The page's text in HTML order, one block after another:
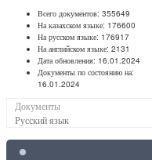
Всего документов: 355649
На казахском языке: 176600
На русском языке: 176917
На английском языке: 2131
Дата обновления: 16.01.2024
Документы по состоянию на:
16.01.2024
Документы
Русский язык